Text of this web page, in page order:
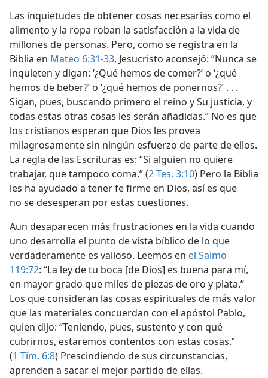
Las inquietudes de obtener cosas necesarias como el
alimento y la ropa roban la satisfacción a la vida de
millones de personas. Pero, como se registra en la
Biblia en Mateo 6:31-33, Jesucristo aconsejó: “Nunca se
inquieten y digan: ‘¿Qué hemos de comer?’ o ‘¿qué
hemos de beber?’ o ‘¿qué hemos de ponernos?’ . . .
Sigan, pues, buscando primero el reino y Su justicia, y
todas estas otras cosas les serán añadidas.” No es que
los cristianos esperan que Dios les provea
milagrosamente sin ningún esfuerzo de parte de ellos.
La regla de las Escrituras es: “Si alguien no quiere
trabajar, que tampoco coma.” (2 Tes. 3:10) Pero la Biblia
les ha ayudado a tener fe firme en Dios, así es que
no se desesperan por estas cuestiones.
Aun desaparecen más frustraciones en la vida cuando
uno desarrolla el punto de vista bíblico de lo que
verdaderamente es valioso. Leemos en el Salmo
119:72: “La ley de tu boca [de Dios] es buena para mí,
en mayor grado que miles de piezas de oro y plata.”
Los que consideran las cosas espirituales de más valor
que las materiales concuerdan con el apóstol Pablo,
quien dijo: “Teniendo, pues, sustento y con qué
cubrirnos, estaremos contentos con estas cosas.”
(1 Tim. 6:8) Prescindiendo de sus circunstancias,
aprenden a sacar el mejor partido de ellas.